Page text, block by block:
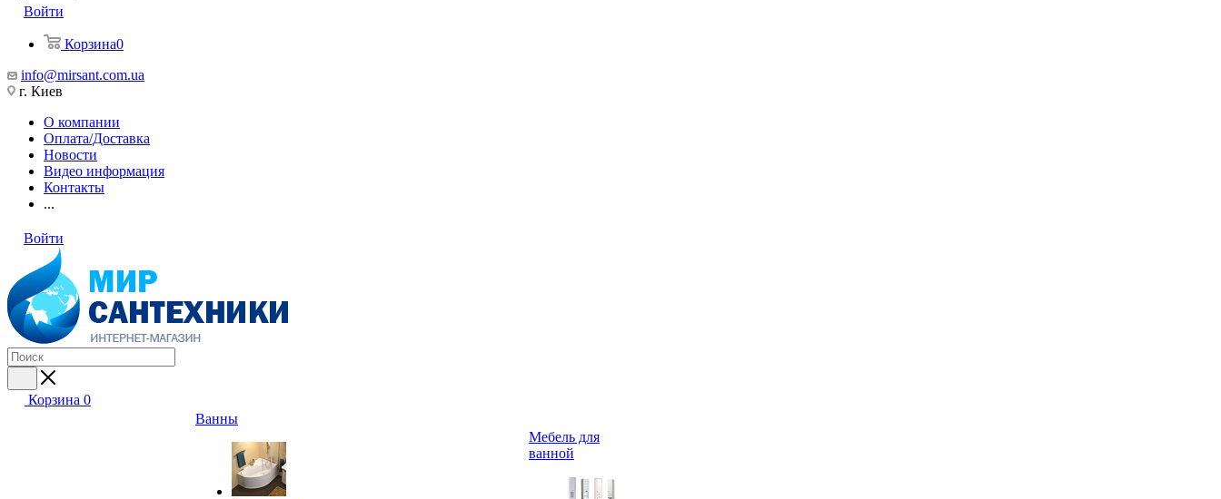
Войти
Корзина0
info@mirsant.com.ua
г. Киев
О компании
Оплата/Доставка
Новости
Видео информация
Контакты
...
Войти
Корзина 0
Ванны
Мебель для
ванной